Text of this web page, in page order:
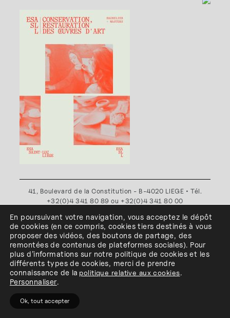
41, Boulevard de la Constitution - B-4020 LIEGE • Tél.
+32(0)4 341 80 89 ou +32(0)4 341 80 00
Plan d'accès
Politique de confidentialité
Politique de
cookies •Conditions générales
l'ESA Saint-Luc Liège est membre du
En poursuivant votre navigation, vous acceptez le dépôt
de cookies (en ce compris, cookiestiers destinés à vous
proposer des vidéos, des boutons de partage, des
remontées de contenus de plateformes sociales). Pour
plus d’informations sur notre politique de cookies et les
différents types de cookies, merci de prendre
connaissance de la politique relative aux cookies.
Personnaliser.
Ok, tout accepter